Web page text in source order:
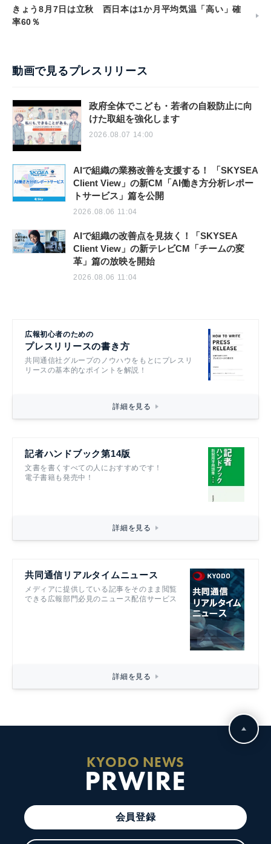
きょう8月7日は立秋 西日本は1か月平均気温「高い」確
率60％
動画で見るプレスリリース
政府全体でこども・若者の自殺防止に向
けた取組を強化します
2026.08.07 14:00
AIで組織の業務改善を支援する！ 「SKYSEA
Client View」の新CM「AI働き方分析レポー
トサービス」篇を公開
2026.08.06 11:04
AIで組織の改善点を見抜く！「SKYSEA
Client View」の新テレビCM「チームの変
革」篇の放映を開始
2026.08.06 11:04
広報初心者のための
プレスリリースの書き方
共同通信社グループのノウハウをもとにプレスリ
リースの基本的なポイントを解説！
詳細を見る
記者ハンドブック第14版
文書を書くすべての人におすすめです！
電子書籍も発売中！
詳細を見る
共同通信リアルタイムニュース
メディアに提供している記事をそのまま閲覧
できる広報部門必見のニュース配信サービス
詳細を見る
KYODO NEWS
PRWIRE
会員登録